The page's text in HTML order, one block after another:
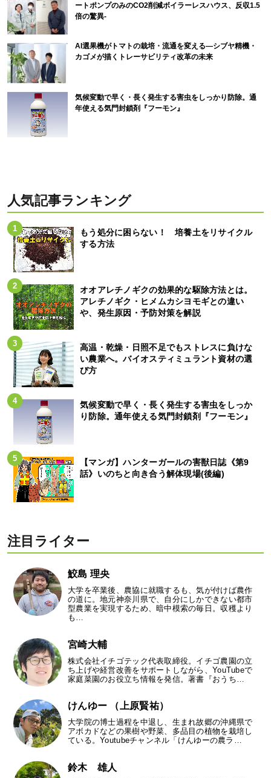
ートポンプのみのCO2削減ボイラーレスハウス、反収1.5
倍の驚異-
AI選果機がトマトの栽培・流通を変える―シブヤ精機・
カゴメが描くトレーサビリティ改革の未来
気候変動で早く・長く発生する害虫をしっかり防除。通
年使える気門封鎖剤『フーモン』
人気記事ランキング
もう処分に困らない！ 培養土をリサイクル
する方法
オオアレチノギクの効果的な駆除方法とは。
アレチノギク・ヒメムカシヨモギとの違い
や、発生原因・予防対策を解説
高温・乾燥・日照不足でもストレスに負けな
い農業へ。バイオスティミュラント資材の選
び方
気候変動で早く・長く発生する害虫をしっか
り防除。通年使える気門封鎖剤『フーモン』
【マンガ】ハンターガールの害獣日誌《第9
話》いのちと向き合う解体現場(後編)
注目ライター
鮫島 理央
大学を卒業後、農協に就職するも、気が付けば農作
の道に。地元神奈川県で、自分にしかできない都市
型農業を実現するため、暗中模索の毎日。収穫より
も…
宮崎大輔
株式会社イチゴテック代表取締役。イチゴ農園の立
ち上げや経営改善をサポートしながら、YouTubeで
家庭菜園のお役立ち情報を発信。著書『おうち…
けんゆー （上原賢祐）
大学院の博士過程を中退し、生まれ故郷の沖縄県で
アボカドなどの果樹や野菜、多品目の植物を栽培し
ている。Youtubeチャンネル「けんゆーの農ラ…
鈴木 雄人